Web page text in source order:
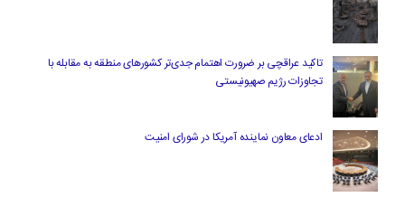
تاکید عراقچی بر ضرورت اهتمام جدی‌تر کشورهای منطقه به مقابله با
تجاوزات رژیم صهیونیستی
ادعای معاون نماینده آمریکا در شورای امنیت